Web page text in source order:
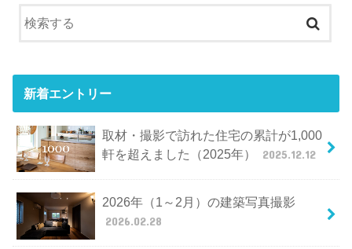
新着エントリー
取材・撮影で訪れた住宅の累計が1,000
軒を超えました（2025年）
2025.12.12
2026年（1～2月）の建築写真撮影
2026.02.28